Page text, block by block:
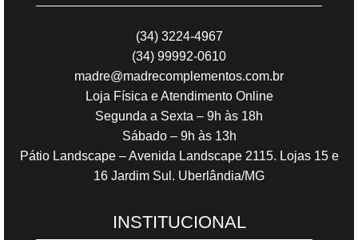
(34) 3224-4967
(34) 99992-0610
madre@madrecomplementos.com.br
Loja Física e Atendimento Online
Segunda a Sexta – 9h às 18h
Sábado – 9h às 13h
Pátio Landscape – Avenida Landscape 2115. Lojas 15 e
16 Jardim Sul. Uberlândia/MG
INSTITUCIONAL